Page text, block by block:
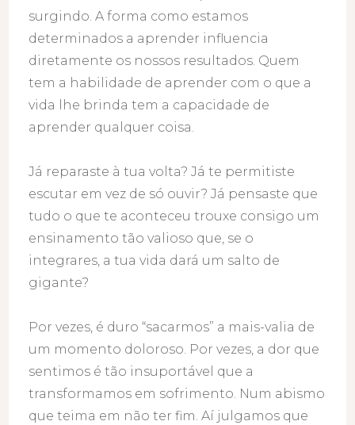
surgindo. A forma como estamos
determinados a aprender influencia
diretamente os nossos resultados. Quem
tem a habilidade de aprender com o que a
vida lhe brinda tem a capacidade de
aprender qualquer coisa.
Já reparaste à tua volta? Já te permitiste
escutar em vez de só ouvir? Já pensaste que
tudo o que te aconteceu trouxe consigo um
ensinamento tão valioso que, se o
integrares, a tua vida dará um salto de
gigante?
Por vezes, é duro “sacarmos” a mais-valia de
um momento doloroso. Por vezes, a dor que
sentimos é tão insuportável que a
transformamos em sofrimento. Num abismo
que teima em não ter fim. Aí julgamos que